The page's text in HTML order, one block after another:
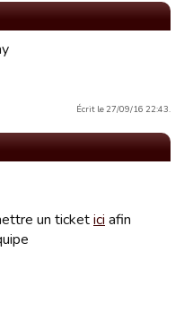
Écrit le 27/09/16 22:43.
un ticketici afin